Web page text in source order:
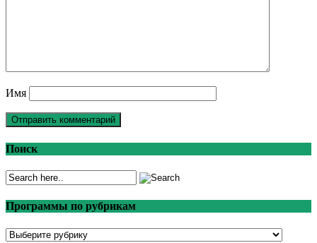
Имя
Поиск
Программы по рубрикам
Программы